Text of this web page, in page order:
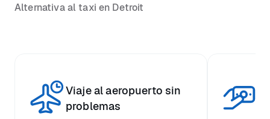
Alternativa al taxi en Detroit
Viaje al aeropuerto sin
problemas